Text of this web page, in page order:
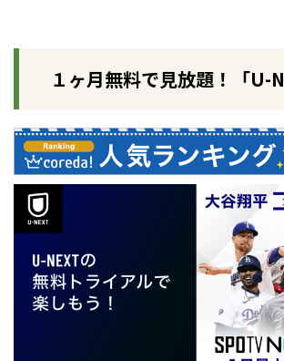
１ヶ月無料で見放題！「U-